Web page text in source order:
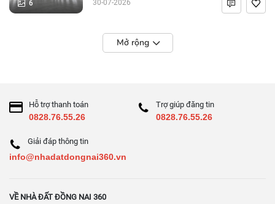
6 30-07-2026
Mở rộng
Hỗ trợ thanh toán
0828.76.55.26
Trợ giúp đăng tin
0828.76.55.26
Giải đáp thông tin
info@nhadatdongnai360.vn
VỀ NHÀ ĐẤT ĐỒNG NAI 360